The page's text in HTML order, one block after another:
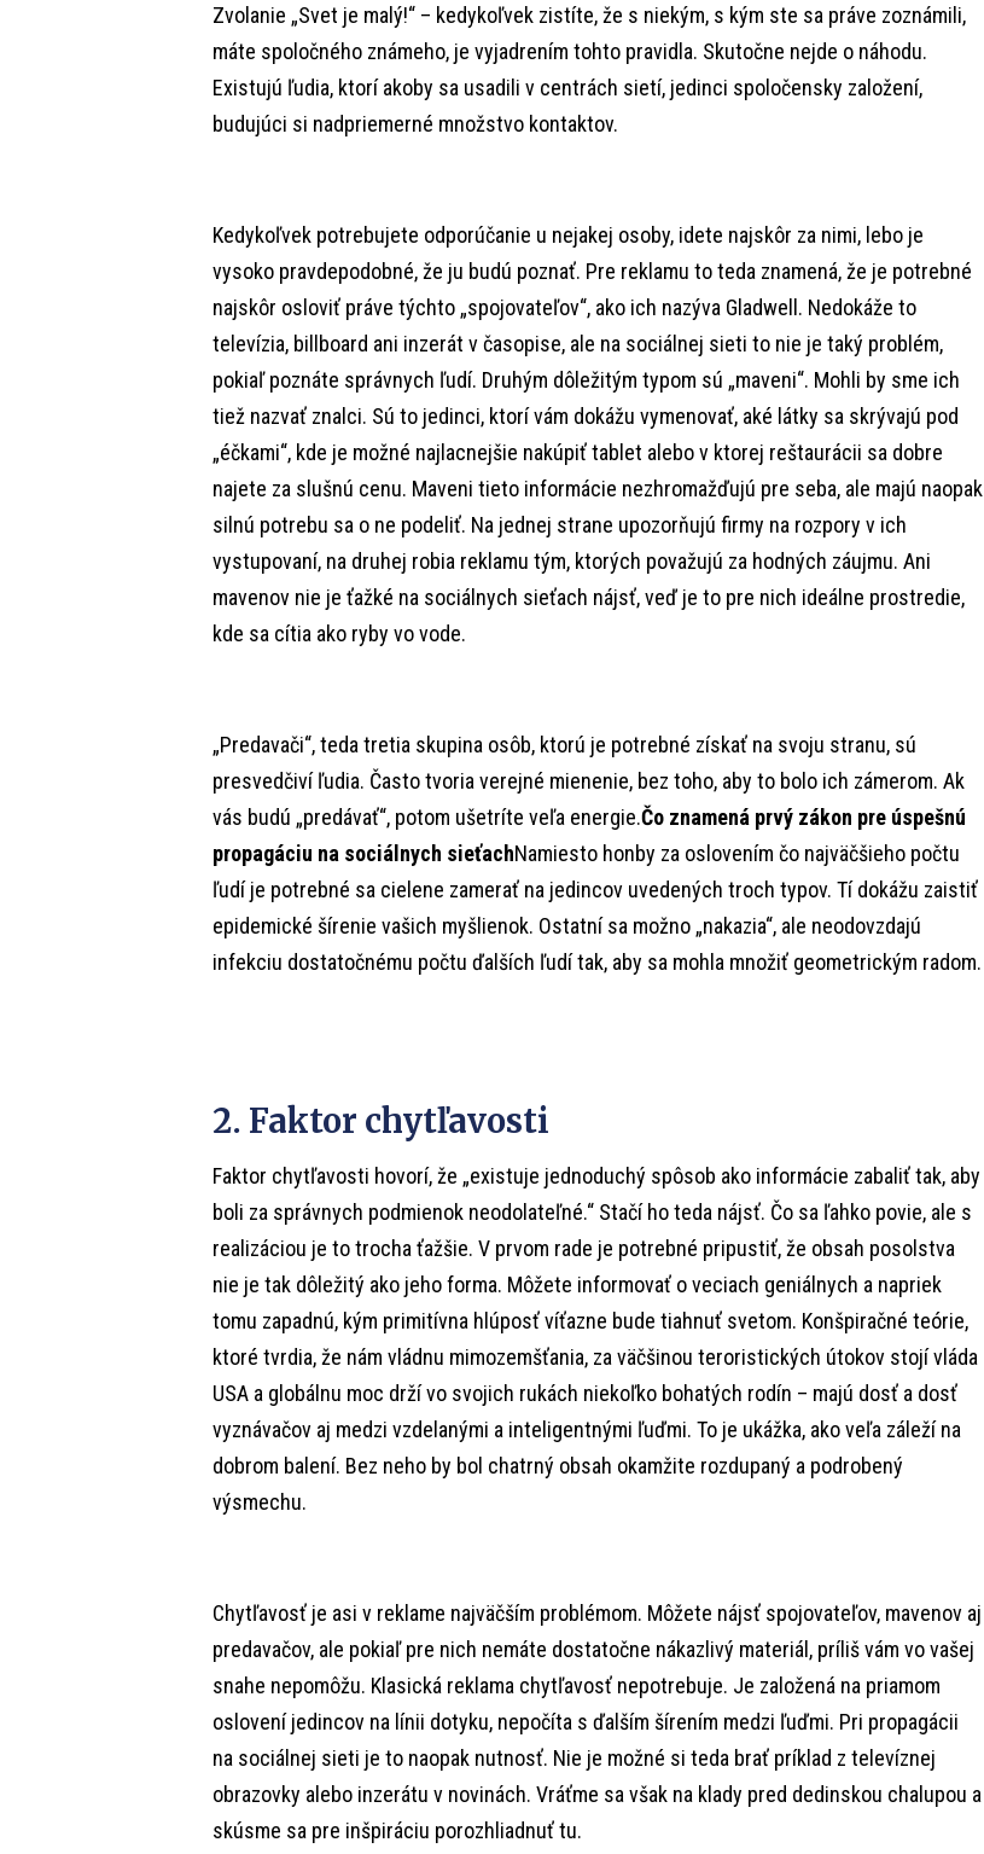
Zvolanie „Svet je malý!“ – kedykoľvek zistíte, že s niekým, s kým ste sa práve zoznámili,
máte spoločného známeho, je vyjadrením tohto pravidla. Skutočne nejde o náhodu.
Existujú ľudia, ktorí akoby sa usadili v centrách sietí, jedinci spoločensky založení,
budujúci si nadpriemerné množstvo kontaktov.
Kedykoľvek potrebujete odporúčanie u nejakej osoby, idete najskôr za nimi, lebo je
vysoko pravdepodobné, že ju budú poznať. Pre reklamu to teda znamená, že je potrebné
najskôr osloviť práve týchto „spojovateľov“, ako ich nazýva Gladwell. Nedokáže to
televízia, billboard ani inzerát v časopise, ale na sociálnej sieti to nie je taký problém,
pokiaľ poznáte správnych ľudí. Druhým dôležitým typom sú „maveni“. Mohli by sme ich
tiež nazvať znalci. Sú to jedinci, ktorí vám dokážu vymenovať, aké látky sa skrývajú pod
„éčkami“, kde je možné najlacnejšie nakúpiť tablet alebo v ktorej reštaurácii sa dobre
najete za slušnú cenu. Maveni tieto informácie nezhromažďujú pre seba, ale majú naopak
silnú potrebu sa o ne podeliť. Na jednej strane upozorňujú firmy na rozpory v ich
vystupovaní, na druhej robia reklamu tým, ktorých považujú za hodných záujmu. Ani
mavenov nie je ťažké na sociálnych sieťach nájsť, veď je to pre nich ideálne prostredie,
kde sa cítia ako ryby vo vode.
„Predavači“, teda tretia skupina osôb, ktorú je potrebné získať na svoju stranu, sú
presvedčiví ľudia. Často tvoria verejné mienenie, bez toho, aby to bolo ich zámerom. Ak
vás budú „predávať“, potom ušetríte veľa energie.Čo znamená prvý zákon pre úspešnú
propagáciu na sociálnych sieťachNamiesto honby za oslovením čo najväčšieho počtu
ľudí je potrebné sa cielene zamerať na jedincov uvedených troch typov. Tí dokážu zaistiť
epidemické šírenie vašich myšlienok. Ostatní sa možno „nakazia“, ale neodovzdajú
infekciu dostatočnému počtu ďalších ľudí tak, aby sa mohla množiť geometrickým radom.
2. Faktor chytľavosti
Faktor chytľavosti hovorí, že „existuje jednoduchý spôsob ako informácie zabaliť tak, aby
boli za správnych podmienok neodolateľné.“ Stačí ho teda nájsť. Čo sa ľahko povie, ale s
realizáciou je to trocha ťažšie. V prvom rade je potrebné pripustiť, že obsah posolstva
nie je tak dôležitý ako jeho forma. Môžete informovať o veciach geniálnych a napriek
tomu zapadnú, kým primitívna hlúposť víťazne bude tiahnuť svetom. Konšpiračné teórie,
ktoré tvrdia, že nám vládnu mimozemšťania, za väčšinou teroristických útokov stojí vláda
USA a globálnu moc drží vo svojich rukách niekoľko bohatých rodín – majú dosť a dosť
vyznávačov aj medzi vzdelanými a inteligentnými ľuďmi. To je ukážka, ako veľa záleží na
dobrom balení. Bez neho by bol chatrný obsah okamžite rozdupaný a podrobený
výsmechu.
Chytľavosť je asi v reklame najväčším problémom. Môžete nájsť spojovateľov, mavenov aj
predavačov, ale pokiaľ pre nich nemáte dostatočne nákazlivý materiál, príliš vám vo vašej
snahe nepomôžu. Klasická reklama chytľavosť nepotrebuje. Je založená na priamom
oslovení jedincov na línii dotyku, nepočíta s ďalším šírením medzi ľuďmi. Pri propagácii
na sociálnej sieti je to naopak nutnosť. Nie je možné si teda brať príklad z televíznej
obrazovky alebo inzerátu v novinách. Vráťme sa však na klady pred dedinskou chalupou a
skúsme sa pre inšpiráciu porozhliadnuť tu.